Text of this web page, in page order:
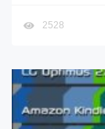
2528